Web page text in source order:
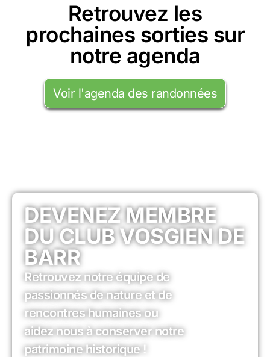
Retrouvez les
prochaines sorties sur
notre agenda
Voir l'agenda des randonnées
DEVENEZ MEMBRE
DU CLUB VOSGIEN DE
BARR
Retrouvez notre équipe de
passionnés de nature et de
rencontres humaines ou
aidez nous à conserver notre
patrimoine historique !